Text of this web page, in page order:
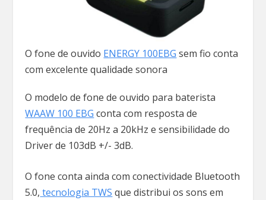
O fone de ouvido ENERGY 100EBG sem fio conta
com excelente qualidade sonora
O modelo de fone de ouvido para baterista
WAAW 100 EBG conta com resposta de
frequência de 20Hz a 20kHz e sensibilidade do
Driver de 103dB +/- 3dB.
O fone conta ainda com conectividade Bluetooth
5.0, tecnologia TWS que distribui os sons em